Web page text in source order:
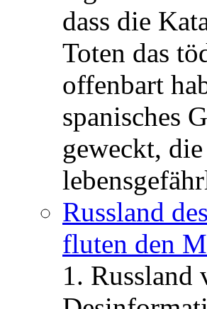
dass die
Toten das
offenbart
spanisches
geweckt,
Russland
fluten den
1. Russland